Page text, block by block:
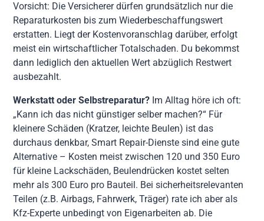
Vorsicht: Die Versicherer dürfen grundsätzlich nur die
Reparaturkosten bis zum Wiederbeschaffungswert
erstatten. Liegt der Kostenvoranschlag darüber, erfolgt
meist ein wirtschaftlicher Totalschaden. Du bekommst
dann lediglich den aktuellen Wert abzüglich Restwert
ausbezahlt.
Werkstatt oder Selbstreparatur? Im Alltag höre ich oft:
„Kann ich das nicht günstiger selber machen?“ Für
kleinere Schäden (Kratzer, leichte Beulen) ist das
durchaus denkbar, Smart Repair-Dienste sind eine gute
Alternative – Kosten meist zwischen 120 und 350 Euro
für kleine Lackschäden, Beulendrücken kostet selten
mehr als 300 Euro pro Bauteil. Bei sicherheitsrelevanten
Teilen (z.B. Airbags, Fahrwerk, Träger) rate ich aber als
Kfz-Experte unbedingt von Eigenarbeiten ab. Die